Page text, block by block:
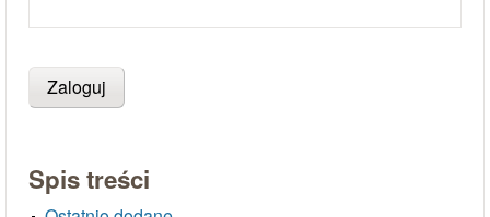
Spis treści